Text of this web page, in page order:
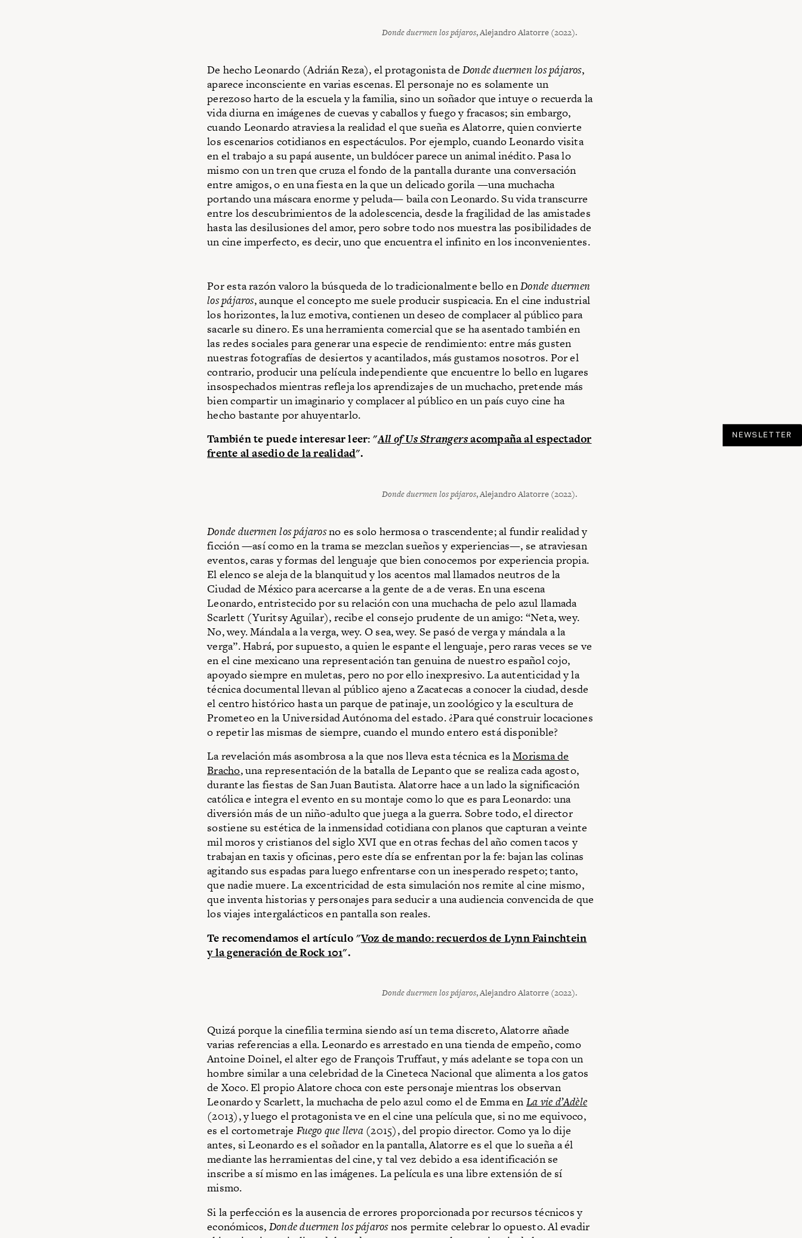
Donde duermen los pájaros, Alejandro Alatorre (2022).
De hecho Leonardo (Adrián Reza), el protagonista de Donde duermen los pájaros,
aparece inconsciente en varias escenas. El personaje no es solamente un
perezoso harto de la escuela y la familia, sino un soñador que intuye o recuerda la
vida diurna en imágenes de cuevas y caballos y fuego y fracasos; sin embargo,
cuando Leonardo atraviesa la realidad el que sueña es Alatorre, quien convierte
los escenarios cotidianos en espectáculos. Por ejemplo, cuando Leonardo visita
en el trabajo a su papá ausente, un buldócer parece un animal inédito. Pasa lo
mismo con un tren que cruza el fondo de la pantalla durante una conversación
entre amigos, o en una fiesta en la que un delicado gorila —una muchacha
portando una máscara enorme y peluda— baila con Leonardo. Su vida transcurre
entre los descubrimientos de la adolescencia, desde la fragilidad de las amistades
hasta las desilusiones del amor, pero sobre todo nos muestra las posibilidades de
un cine imperfecto, es decir, uno que encuentra el infinito en los inconvenientes.
Por esta razón valoro la búsqueda de lo tradicionalmente bello enDonde duermen
los pájaros, aunque el concepto me suele producir suspicacia. En el cine industrial
los horizontes, la luz emotiva, contienen un deseo de complacer al público para
sacarle su dinero. Es una herramienta comercial que se ha asentado también en
las redes sociales para generar una especie de rendimiento: entre más gusten
nuestras fotografías de desiertos y acantilados, más gustamos nosotros. Por el
contrario, producir una película independiente que encuentre lo bello en lugares
insospechados mientras refleja los aprendizajes de un muchacho, pretende más
bien compartir un imaginario y complacer al público en un país cuyo cine ha
hecho bastante por ahuyentarlo.
También te puede interesar leer: "All of Us Strangersacompaña al espectador
frente al asedio de la realidad".
Donde duermen los pájaros, Alejandro Alatorre (2022).
Donde duermen los pájarosno es solo hermosa o trascendente; al fundir realidad y
ficción —así como en la trama se mezclan sueños y experiencias—, se atraviesan
eventos, caras y formas del lenguaje que bien conocemos por experiencia propia.
El elenco se aleja de la blanquitud y los acentos mal llamados neutros de la
Ciudad de México para acercarse a la gente de a de veras. En una escena
Leonardo, entristecido por su relación con una muchacha de pelo azul llamada
Scarlett (Yuritsy Aguilar), recibe el consejo prudente de un amigo: “Neta, wey.
No, wey. Mándala a la verga, wey. O sea, wey. Se pasó de verga y mándala a la
verga”. Habrá, por supuesto, a quien le espante el lenguaje, pero raras veces se ve
en el cine mexicano una representación tan genuina de nuestro español cojo,
apoyado siempre en muletas, pero no por ello inexpresivo. La autenticidad y la
técnica documental llevan al público ajeno a Zacatecas a conocer la ciudad, desde
el centro histórico hasta un parque de patinaje, un zoológico y la escultura de
Prometeo en la Universidad Autónoma del estado. ¿Para qué construir locaciones
o repetir las mismas de siempre, cuando el mundo entero está disponible?
La revelación más asombrosa a la que nos lleva esta técnica es laMorisma de
Bracho, una representación de la batalla de Lepanto que se realiza cada agosto,
durante las fiestas de San Juan Bautista. Alatorre hace a un lado la significación
católica e integra el evento en su montaje como lo que es para Leonardo: una
diversión más de un niño-adulto que juega a la guerra. Sobre todo, el director
sostiene su estética de la inmensidad cotidiana con planos que capturan a veinte
mil moros y cristianos del siglo XVI que en otras fechas del año comen tacos y
trabajan en taxis y oficinas, pero este día se enfrentan por la fe: bajan las colinas
agitando sus espadas para luego enfrentarse con un inesperado respeto; tanto,
que nadie muere. La excentricidad de esta simulación nos remite al cine mismo,
que inventa historias y personajes para seducir a una audiencia convencida de que
los viajes intergalácticos en pantalla son reales.
Te recomendamos el artículo "Voz de mando: recuerdos de Lynn Fainchtein
y la generación de Rock 101".
Donde duermen los pájaros, Alejandro Alatorre (2022).
Quizá porque la cinefilia termina siendo así un tema discreto, Alatorre añade
varias referencias a ella. Leonardo es arrestado en una tienda de empeño, como
Antoine Doinel, el alter ego de François Truffaut, y más adelante se topa con un
hombre similar a una celebridad de la Cineteca Nacional que alimenta a los gatos
de Xoco. El propio Alatore choca con este personaje mientras los observan
Leonardo y Scarlett, la muchacha de pelo azul como el de Emma en La vie d’Adèle
(2013), y luego el protagonista ve en el cine una película que, si no me equivoco,
es el cortometraje Fuego que lleva (2015), del propio director. Como ya lo dije
antes, si Leonardo es el soñador en la pantalla, Alatorre es el que lo sueña a él
mediante las herramientas del cine, y tal vez debido a esa identificación se
inscribe a sí mismo en las imágenes. La película es una libre extensión de sí
mismo.
Si la perfección es la ausencia de errores proporcionada por recursos técnicos y
económicos, Donde duermen los pájarosnos permite celebrar lo opuesto. Al evadir
NEWSLETTER